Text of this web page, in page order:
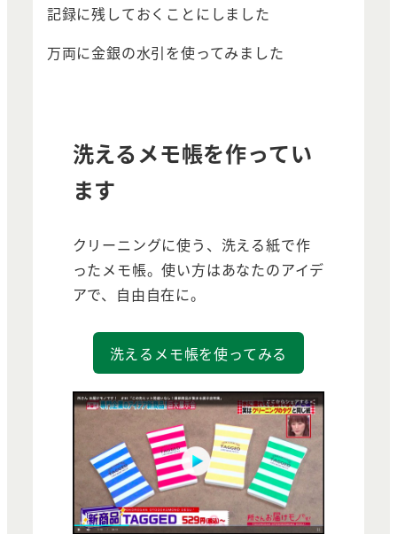
記録に残しておくことにしました
万両に金銀の水引を使ってみました
洗えるメモ帳を作ってい
ます
クリーニングに使う、洗える紙で作
ったメモ帳。使い方はあなたのアイデ
アで、自由自在に。
洗えるメモ帳を使ってみる